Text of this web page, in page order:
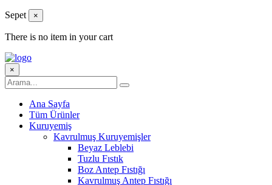
Sepet ×
There is no item in your cart
×
Ana Sayfa
Tüm Ürünler
Kuruyemiş
Kavrulmuş Kuruyemişler
Beyaz Leblebi
Tuzlu Fıstık
Boz Antep Fıstığı
Kavrulmuş Antep Fıstığı